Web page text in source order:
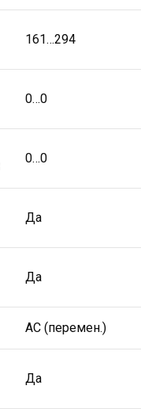
161…294
0…0
0…0
Да
Да
AC (перемен.)
Да